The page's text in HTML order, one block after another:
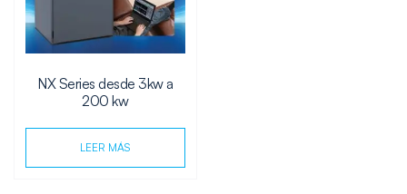
NX Series desde 3kw a
200 kw
LEER MÁS